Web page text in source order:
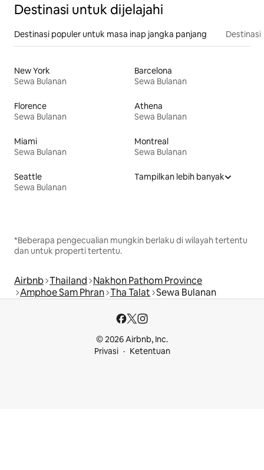
Destinasi untuk dijelajahi
Destinasi populer untuk masa inap jangka panjang Destinasi
New York
Sewa Bulanan
Barcelona
Sewa Bulanan
Florence
Sewa Bulanan
Athena
Sewa Bulanan
Miami
Sewa Bulanan
Montreal
Sewa Bulanan
Seattle
Sewa Bulanan
Tampilkan lebih banyak
*Beberapa pengecualian mungkin berlaku di wilayah tertentu
dan untuk properti tertentu.
Airbnb Thailand Nakhon Pathom Province
Amphoe Sam Phran Tha Talat Sewa Bulanan
© 2026 Airbnb, Inc.
Privasi
Ketentuan